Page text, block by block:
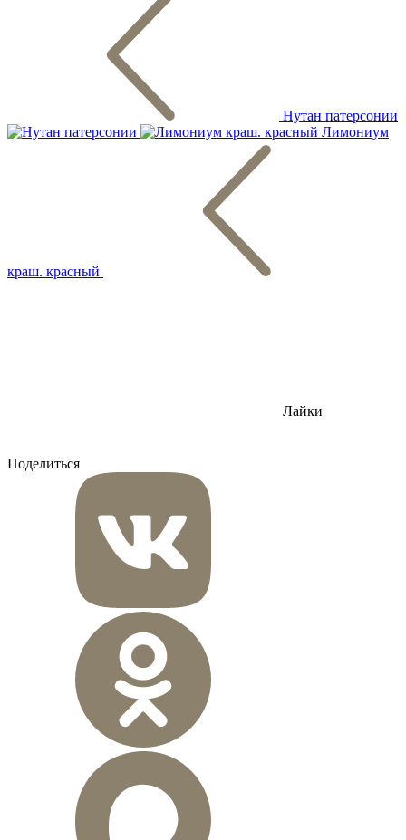
Нутан патерсонии
Лимониум
краш. красный
Лайки
Поделиться